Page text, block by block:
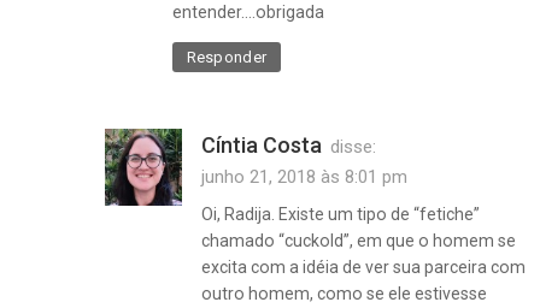
entender….obrigada
Responder
Cíntia Costa disse:
junho 21, 2018 às 8:01 pm
Oi, Radija. Existe um tipo de “fetiche”
chamado “cuckold”, em que o homem se
excita com a idéia de ver sua parceira com
outro homem, como se ele estivesse